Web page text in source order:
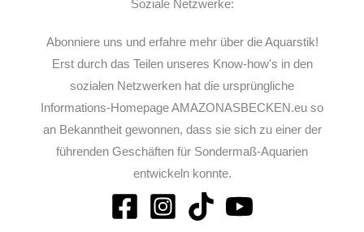
Soziale Netzwerke:
Abonniere uns und erfahre mehr über die Aquarstik!
Erst durch das Teilen unseres Know-how's in den
sozialen Netzwerken hat die ursprüngliche
Informations-Homepage AMAZONASBECKEN.eu so
an Bekanntheit gewonnen, dass sie sich zu einer der
führenden Geschäften für Sondermaß-Aquarien
entwickeln konnte.